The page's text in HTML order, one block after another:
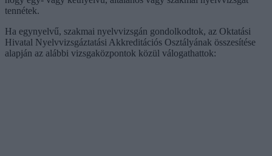
tennétek.
Ha egynyelvű, szakmai nyelvvizsgán gondolkodtok, az Oktatási
Hivatal Nyelvvizsgáztatási Akkreditációs Osztályának összesítése
alapján az alábbi vizsgaközpontok közül válogathattok: